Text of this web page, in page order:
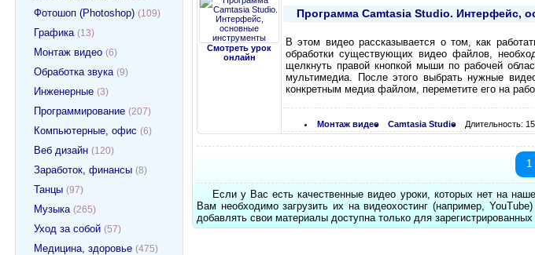
Смотреть урок
онлайн
Программа Camtasia Studio. Интерфейс,
В этом видео рассказывается о том, как
обработки существующих видео файлов,
щелкнуть правой кнопкой мыши по рабочей
мультимедиа. После этого выбрать нужные
конкретным медиа файлом, переметите его на
Монтаж видео Camtasia Studio Длительность:
1
Если у Вас есть качественные видео уроки, которых нет на
Вам необходимо загрузить их на видеохостинг (например,
добавлять свои материалы доступна только для
Фотошоп (Photoshop) (109)
Графика (13)
Монтаж видео (6)
Обработка звука (9)
Инженерные (3)
Программирование (207)
Компьютерные, офис (6)
Веб дизайн (120)
Заработок, финансы (8)
Танцы (97)
Музыка (265)
Уход за собой (57)
Медицина, здоровье (475)